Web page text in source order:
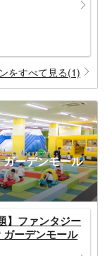
をすべて見る(1)
ーデンモール
】ファンタジー
ーデンモール